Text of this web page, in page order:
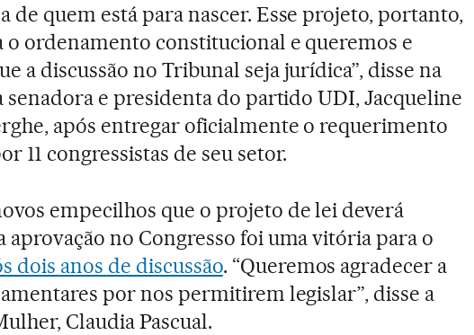
de quem está para nascer. Esse projeto, portanto,
o ordenamento constitucional e queremos e
a discussão no Tribunal seja jurídica”, disse na
senadora e presidenta do partido UDI, Jacqueline
após entregar oficialmente o requerimento
11 congressistas de seu setor.
empecilhos que o projeto de lei deverá
aprovação no Congresso foi uma vitória para o
dois anos de discussão. “Queremos agradecer a
por nos permitirem legislar”, disse a
Claudia Pascual.